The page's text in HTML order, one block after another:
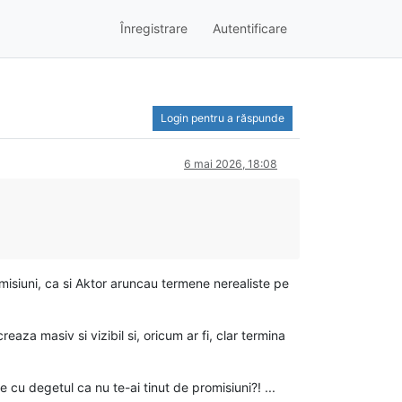
Înregistrare Autentificare
Login pentru a răspunde
6 mai 2026, 18:08
ca si Aktor aruncau termene nerealiste pe
masiv si vizibil si, oricum ar fi, clar termina
cu degetul ca nu te-ai tinut de promisiuni?! ...